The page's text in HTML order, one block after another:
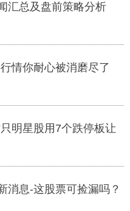
汇总及盘前策略分析
情你耐心被消磨尽了
明星股用7个跌停板让
消息-这股票可捡漏吗？